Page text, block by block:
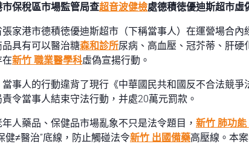
保稅區市場監管局查超音波健檢處德積徳優迪斯超市虛
家港市德積徳優迪斯超市（下稱當事人）在運營場合內
具有可以醫治糖森和診所尿病、高血壓、冠芥蒂、肝
新竹 職業醫學科虛偽宣揚行動。
事人的行動違背了現行《中華國民共和國反不合法競
令當事人結束守法行動，并處20萬元罰款。
人藥品、保健品市場亂象不只是法令題目， 新竹 肺功能
健≠醫治”底線，防止觸碰法令新竹 出國備藥高壓線。本